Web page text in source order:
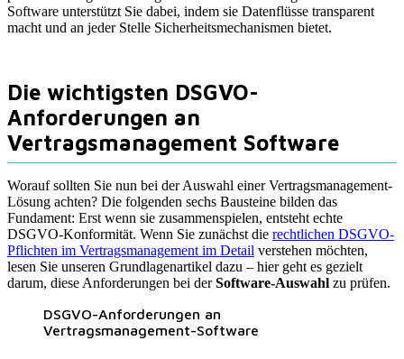
Software unterstützt Sie dabei, indem sie Datenflüsse transparent
macht und an jeder Stelle Sicherheitsmechanismen bietet.
Die wichtigsten DSGVO-
Anforderungen an
Vertragsmanagement Software
Worauf sollten Sie nun bei der Auswahl einer Vertragsmanagement-
Lösung achten? Die folgenden sechs Bausteine bilden das
Fundament: Erst wenn sie zusammenspielen, entsteht echte
DSGVO-Konformität. Wenn Sie zunächst die rechtlichen DSGVO-
Pflichten im Vertragsmanagement im Detail verstehen möchten,
lesen Sie unseren Grundlagenartikel dazu – hier geht es gezielt
darum, diese Anforderungen bei derSoftware-Auswahl zu prüfen.
DSGVO-Anforderungen an
Vertragsmanagement-Software